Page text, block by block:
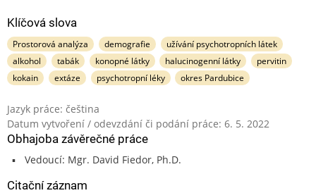
Klíčová slova
Prostorová analýza demografie
užívání psychotropních látek
alkohol
tabák konopné látky halucinogenní látky
pervitin
kokain
extáze psychotropní léky okres Pardubice
Jazyk práce: čeština
Datum vytvoření / odevzdání či podání práce: 6. 5. 2022
Obhajoba závěrečné práce
Vedoucí: Mgr. David Fiedor, Ph.D.
Citační záznam